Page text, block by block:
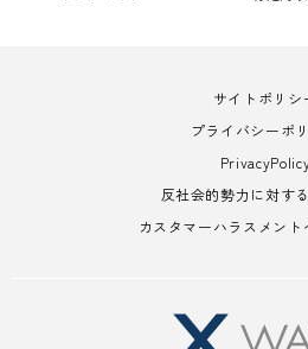
サイトポリシ
プライバシーポ
反社会的勢力に対す
カスタマーハラスメン